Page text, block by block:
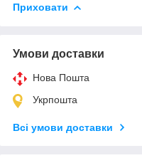
Приховати
Умови доставки
Нова Пошта
Укрпошта
Всі умови доставки